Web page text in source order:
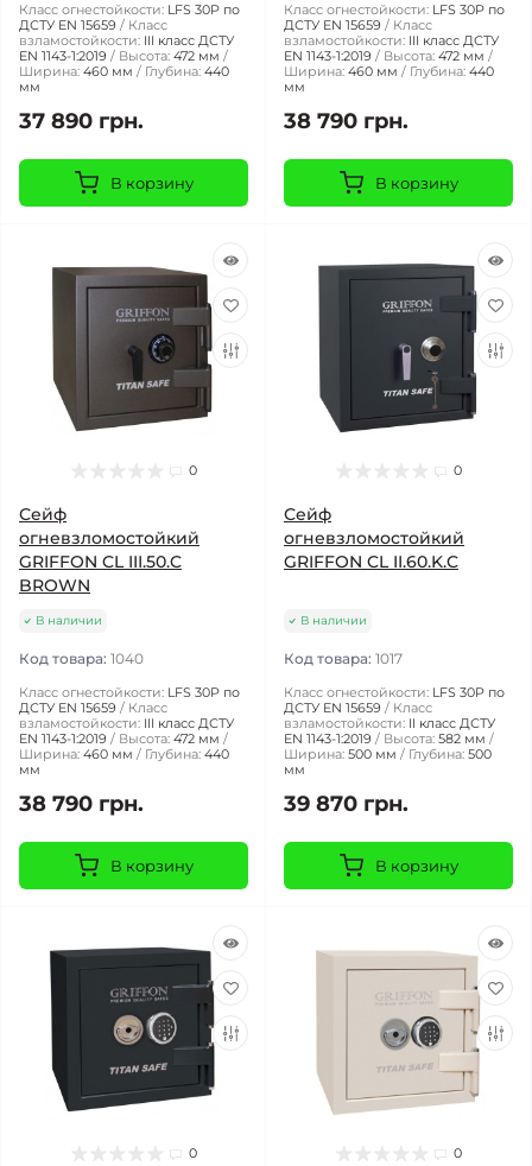
Класс огнестойкости: LFS 30P по
ДСТУ EN 15659
Класс
взламостойкости: III класс ДСТУ
EN 1143-1:2019
Высота: 472 мм
Ширина: 460 мм Глубина: 440
мм
37 890 грн.
В корзину
Класс огнестойкости: LFS 30P по
ДСТУ EN 15659
Класс
взламостойкости: III класс ДСТУ
EN 1143-1:2019
Высота: 472 мм
Ширина: 460 мм Глубина: 440
мм
38 790 грн.
В корзину
0
Сейф
огневзломостойкий
GRIFFON CL III.50.C
BROWN
В наличии
Код товара: 1040
Класс огнестойкости: LFS 30P по
ДСТУ EN 15659
Класс
взламостойкости: III класс ДСТУ
EN 1143-1:2019
Высота: 472 мм
Ширина: 460 мм Глубина: 440
мм
38 790 грн.
В корзину
0
Сейф
огневзломостойкий
GRIFFON CL II.60.K.C
В наличии
Код товара: 1017
Класс огнестойкости: LFS 30P по
ДСТУ EN 15659
Класс
взламостойкости: II класc ДСТУ
EN 1143-1:2019
Высота: 582 мм
Ширина: 500 мм Глубина: 500
мм
39 870 грн.
В корзину
0 0